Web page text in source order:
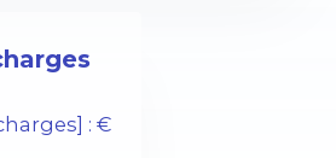
: €